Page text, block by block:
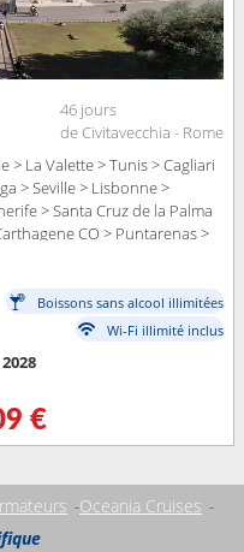
46 jours
de Civitavecchia - Rome
> La Valette > Tunis > Cagliari
> Seville > Lisbonne >
> Santa Cruz de la Palma
CO > Puntarenas >
Vallarta > Los Angeles
Boissons sans alcool illimitées
Wi-Fi illimité inclus
€
Oceania Cruises